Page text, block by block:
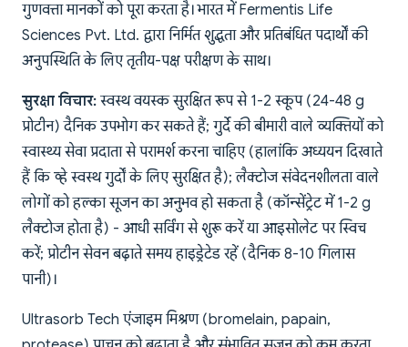
गुणवत्ता मानकों को पूरा करता है। भारत में Fermentis Life
Sciences Pvt. Ltd. द्वारा निर्मित शुद्धता और प्रतिबंधित पदार्थों की
अनुपस्थिति के लिए तृतीय-पक्ष परीक्षण के साथ।
सुरक्षा विचार: स्वस्थ वयस्क सुरक्षित रूप से 1-2 स्कूप (24-48 g
प्रोटीन) दैनिक उपभोग कर सकते हैं; गुर्दे की बीमारी वाले व्यक्तियों को
स्वास्थ्य सेवा प्रदाता से परामर्श करना चाहिए (हालांकि अध्ययन दिखाते
हैं कि व्हे स्वस्थ गुर्दों के लिए सुरक्षित है); लैक्टोज संवेदनशीलता वाले
लोगों को हल्का सूजन का अनुभव हो सकता है (कॉन्सेंट्रेट में 1-2 g
लैक्टोज होता है) - आधी सर्विंग से शुरू करें या आइसोलेट पर स्विच
करें; प्रोटीन सेवन बढ़ाते समय हाइड्रेटेड रहें (दैनिक 8-10 गिलास
पानी)।
Ultrasorb Tech एंजाइम मिश्रण (bromelain, papain,